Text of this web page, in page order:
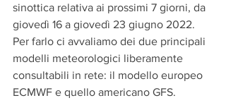
sinottica relativa ai prossimi 7 giorni, da
giovedì 16 a giovedì 23 giugno 2022.
Per farlo ci avvaliamo dei due principali
modelli meteorologici liberamente
consultabili in rete: il modello europeo
ECMWF e quello americano GFS.